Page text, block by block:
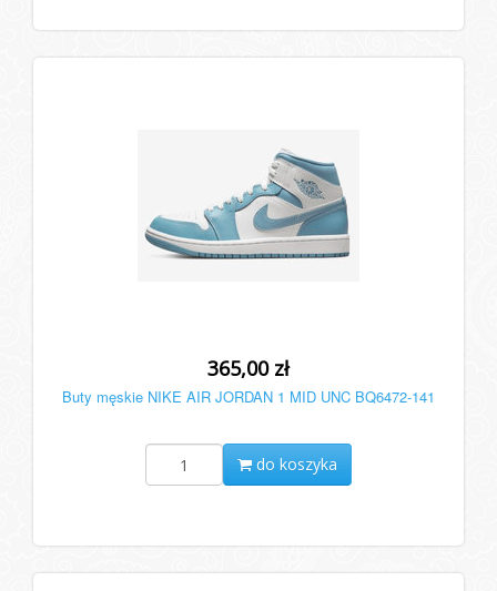
365,00 zł
Buty męskie NIKE AIR JORDAN 1 MID UNC BQ6472-141
do koszyka